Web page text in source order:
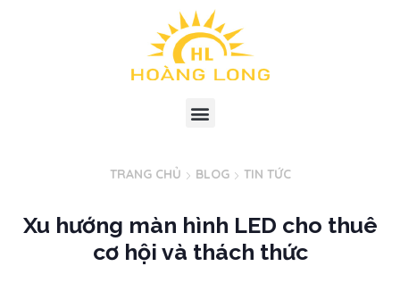
TRANG CHỦ BLOG TIN TỨC
Xu hướng màn hình LED cho thuê
cơ hội và thách thức